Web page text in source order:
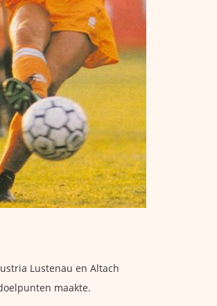
Lustenau en Altach
maakte.